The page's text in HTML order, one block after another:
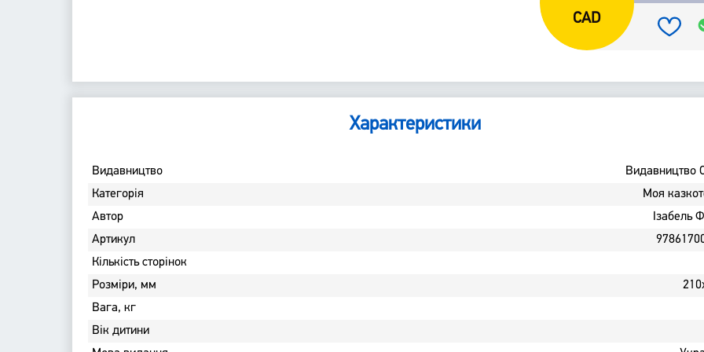
CAD
Характеристики
Bидавництво
Видавництво
Категорія
Моя
Автор
Ізабель
Артикул
Кількість сторінок
Розміри, мм
Вага, кг
Вік дитини